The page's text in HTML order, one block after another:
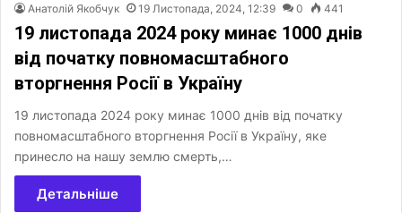
Анатолій Якобчук 19 Листопада, 2024, 12:39 0 441
19 листопада 2024 року минає 1000 днів
від початку повномасштабного
вторгнення Росії в Україну
19 листопада 2024 року минає 1000 днів від початку
повномасштабного вторгнення Росії в Україну, яке
принесло на нашу землю смерть,…
Детальніше